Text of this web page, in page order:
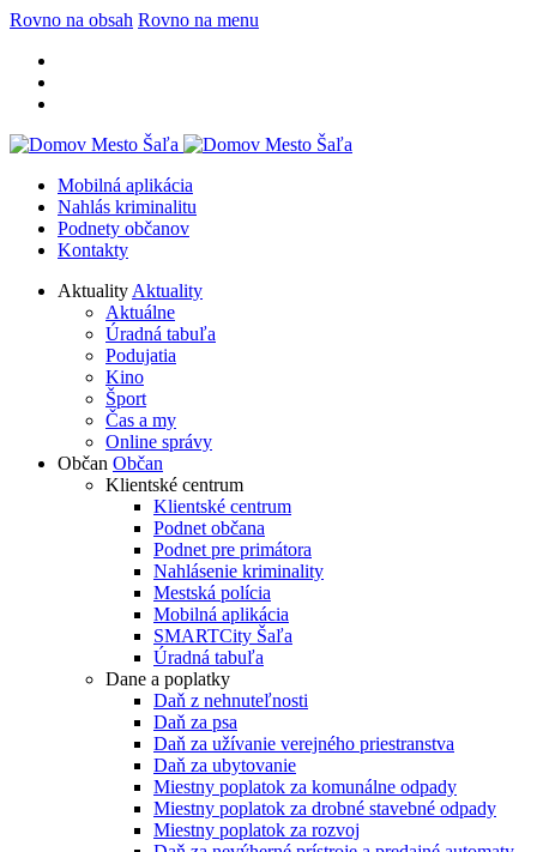
Rovno na obsah Rovno na menu
Mobilná aplikácia
Nahlás kriminalitu
Podnety občanov
Kontakty
Aktuality Aktuality
Aktuálne
Úradná tabuľa
Podujatia
Kino
Šport
Čas a my
Online správy
Občan Občan
Klientské centrum
Klientské centrum
Podnet občana
Podnet pre primátora
Nahlásenie kriminality
Mestská polícia
Mobilná aplikácia
SMARTCity Šaľa
Úradná tabuľa
Dane a poplatky
Daň z nehnuteľnosti
Daň za psa
Daň za užívanie verejného priestranstva
Daň za ubytovanie
Miestny poplatok za komunálne odpady
Miestny poplatok za drobné stavebné odpady
Miestny poplatok za rozvoj